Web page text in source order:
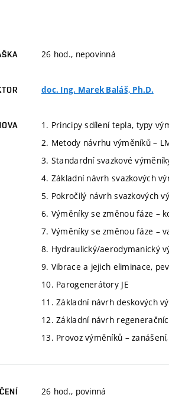
26 hod., nepovinná
doc. Ing. Marek Baláš, Ph.D.
1. Principy sdílení tepla, typy
2. Metody návrhu výměníků –
3. Standardní svazkové
4. Základní návrh svazkových
5. Pokročilý návrh svazkových
6. Výměníky se změnou fáze –
7. Výměníky se změnou fáze –
8. Hydraulický/aerodymanický
9. Vibrace a jejich eliminace,
10. Parogenerátory JE
11. Základní návrh deskových
12. Základní návrh
13. Provoz výměníků –
26 hod., povinná